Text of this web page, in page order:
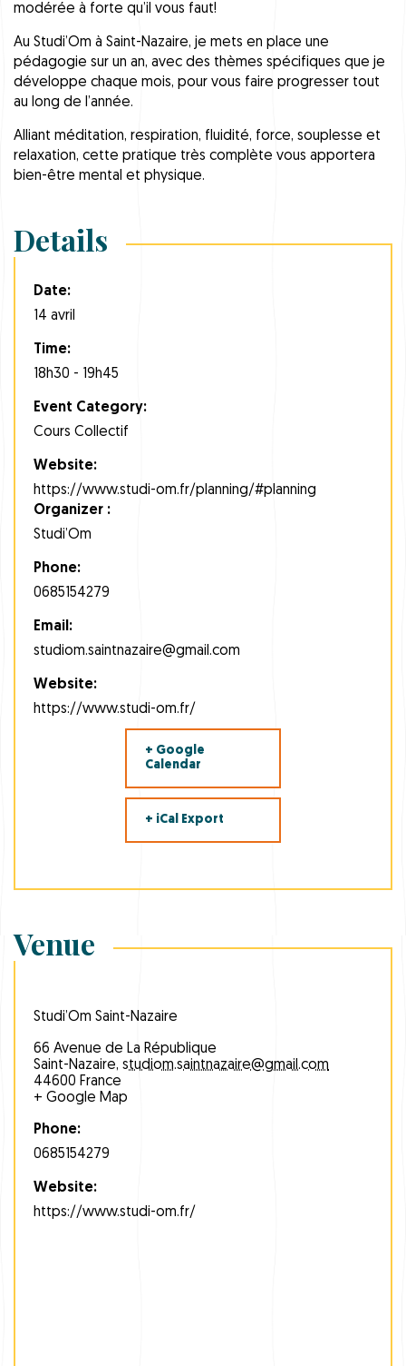
modérée à forte qu’il vous faut!
Au Studi’Om à Saint-Nazaire, je mets en place une
pédagogie sur un an, avec des thèmes spécifiques que je
développe chaque mois, pour vous faire progresser tout
au long de l’année.
Alliant méditation, respiration, fluidité, force, souplesse et
relaxation, cette pratique très complète vous apportera
bien-être mental et physique.
Details
Date:
14 avril
Time:
18h30 - 19h45
Event Category:
Cours Collectif
Website:
https://www.studi-om.fr/planning/#planning
Organizer :
Studi’Om
Phone:
0685154279
Email:
studiom.saintnazaire@gmail.com
Website:
https://www.studi-om.fr/
+ Google
Calendar
+ iCal Export
Venue
Studi’Om Saint-Nazaire
66 Avenue de La République
Saint-Nazaire, studiom.saintnazaire@gmail.com
44600 France
+ Google Map
Phone:
0685154279
Website:
https://www.studi-om.fr/